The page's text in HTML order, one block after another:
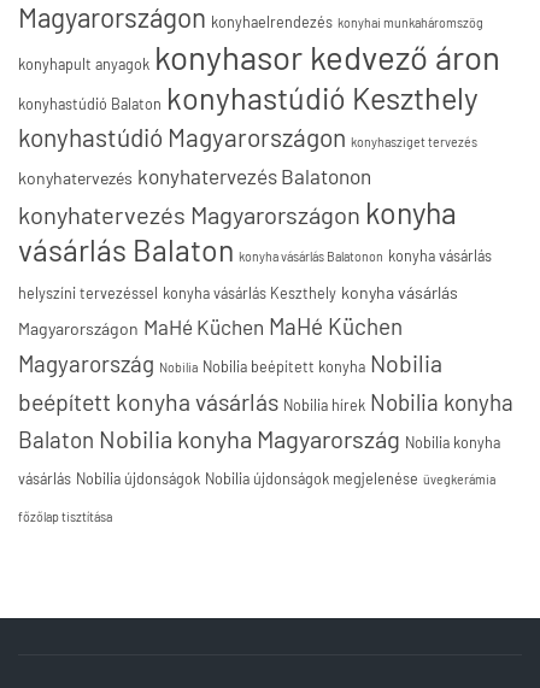
Magyarországon konyhaelrendezés konyhai munkaháromszög
konyhapult anyagok konyhasor kedvező áron
konyhastúdió Balaton konyhastúdió Keszthely
konyhastúdió Magyarországon konyhasziget tervezés
konyhatervezés konyhatervezés Balatonon
konyhatervezés Magyarországon konyha
vásárlás Balaton konyha vásárlás Balatonon konyha vásárlás
helyszíni tervezéssel konyha vásárlás Keszthely konyha vásárlás
Magyarországon MaHé Küchen MaHé Küchen
Magyarország Nobilia Nobilia beépített konyha Nobilia
beépített konyha vásárlás Nobilia hírek Nobilia konyha
Balaton Nobilia konyha Magyarország Nobilia konyha
vásárlás Nobilia újdonságok Nobilia újdonságok megjelenése üvegkerámia
főzőlap tisztítása